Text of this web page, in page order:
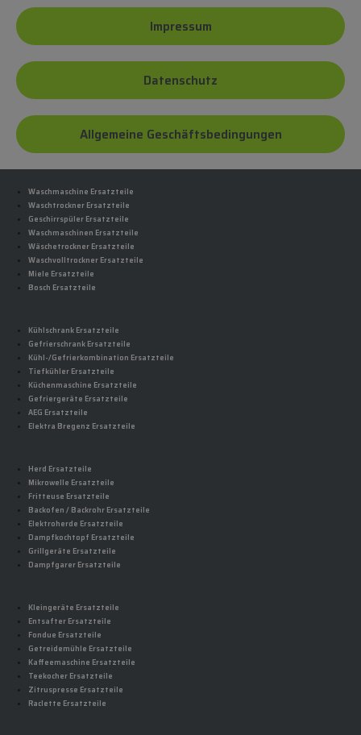
Impressum
Datenschutz
Allgemeine Geschäftsbedingungen
Waschmaschine Ersatzteile
Waschtrockner Ersatzteile
Geschirrspüler Ersatzteile
Waschmaschinen Ersatzteile
Wäschetrockner Ersatzteile
Waschvolltrockner Ersatzteile
Miele Ersatzteile
Bosch Ersatzteile
Kühlschrank Ersatzteile
Gefrierschrank Ersatzteile
Kühl-/Gefrierkombination Ersatzteile
Tiefkühler Ersatzteile
Küchenmaschine Ersatzteile
Gefriergeräte Ersatzteile
AEG Ersatzteile
Elektra Bregenz Ersatzteile
Herd Ersatzteile
Mikrowelle Ersatzteile
Fritteuse Ersatzteile
Backofen / Backrohr Ersatzteile
Elektroherde Ersatzteile
Dampfkochtopf Ersatzteile
Grillgeräte Ersatzteile
Dampfgarer Ersatzteile
Kleingeräte Ersatzteile
Entsafter Ersatzteile
Fondue Ersatzteile
Getreidemühle Ersatzteile
Kaffeemaschine Ersatzteile
Teekocher Ersatzteile
Zitruspresse Ersatzteile
Raclette Ersatzteile